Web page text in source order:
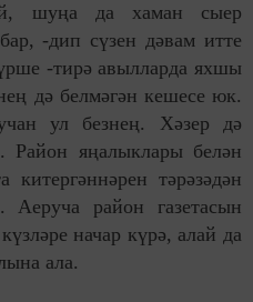
шуңа да хаман сыер
-дип сүзен дәвам итте
-тирә авылларда яхшы
дә белмәгән кешесе юк.
ул безнең. Хәзер дә
Район яңалыклары белән
тәрәзәдән
Аеруча район газетасын
начар күрә, алай да
ала.